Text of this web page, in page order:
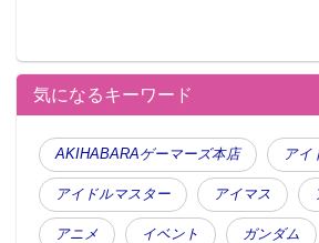
気になるキーワード
AKIHABARAゲーマーズ本店 アイ
アイドルマスター アイマス
アニメ イベント ガンダム